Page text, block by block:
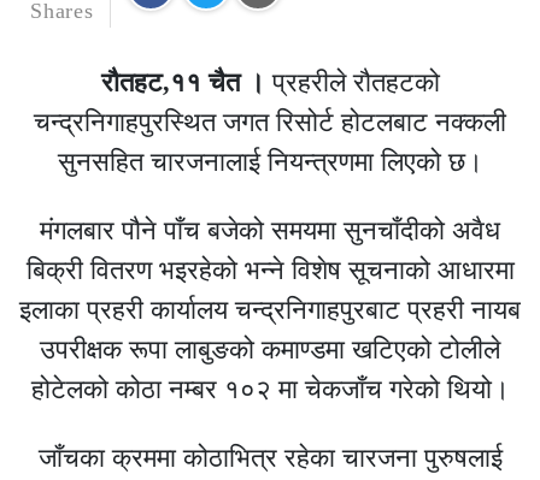
Shares
रौतहट,११ चैत । प्रहरीले रौतहटको
चन्द्रनिगाहपुरस्थित जगत रिसोर्ट होटलबाट नक्कली
सुनसहित चारजनालाई नियन्त्रणमा लिएको छ।
मंगलबार पौने पाँच बजेको समयमा सुनचाँदीको अवैध
बिक्री वितरण भइरहेको भन्ने विशेष सूचनाको आधारमा
इलाका प्रहरी कार्यालय चन्द्रनिगाहपुरबाट प्रहरी नायब
उपरीक्षक रूपा लाबुङको कमाण्डमा खटिएको टोलीले
होटेलको कोठा नम्बर १०२ मा चेकजाँच गरेको थियो।
जाँचका क्रममा कोठाभित्र रहेका चारजना पुरुषलाई